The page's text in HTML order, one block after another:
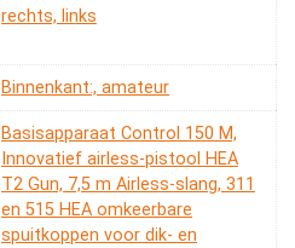
‎rechts, links
‎Binnenkant:, amateur
‎Basisapparaat Control 150 M,
Innovatief airless-pistool HEA
T2 Gun, 7,5 m Airless-slang, 311
en 515 HEA omkeerbare
spuitkoppen voor dik- en